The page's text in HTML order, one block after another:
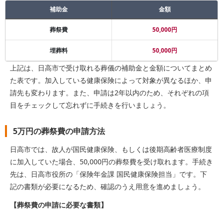
補助金 金額
葬祭費 50,000円
埋葬料 50,000円
上記は、日高市で受け取れる葬儀の補助金と金額についてまとめ
た表です。加入している健康保険によって対象が異なるほか、申
請先も変わります。また、申請は2年以内のため、それぞれの項
目をチェックして忘れずに手続きを行いましょう。
5万円の葬祭費の申請方法
日高市では、故人が国民健康保険、もしくは後期高齢者医療制度
に加入していた場合、50,000円の葬祭費を受け取れます。手続き
先は、日高市役所の「保険年金課 国民健康保険担当」です。下
記の書類が必要になるため、確認のうえ用意を進めましょう。
【葬祭費の申請に必要な書類】